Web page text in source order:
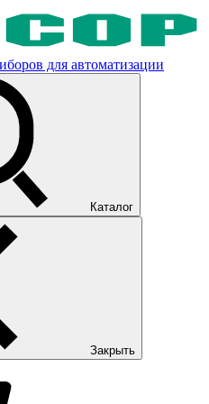
для автоматизации
Каталог
Закрыть